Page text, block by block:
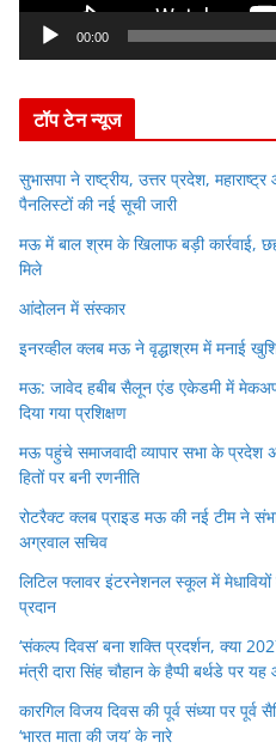
e
00:00
टॉप टेन न्यूज
सुभासपा ने राष्ट्रीय, उत्तर प्रदेश,
पैनलिस्टों की नई सूची जारी
मऊ में बाल श्रम के खिलाफ बड़ी कार्रवाई,
मिले
आंदोलन में संस्कार
इनरव्हील क्लब मऊ ने वृद्धाश्रम में मनाई
मऊ: जावेद हबीब सैलून एंड एकेडमी में
दिया गया प्रशिक्षण
मऊ पहुंचे समाजवादी व्यापार सभा के प्रदेश
हितों पर बनी रणनीति
रोटरैक्ट क्लब प्राइड मऊ की नई टीम ने
अग्रवाल सचिव
लिटिल फ्लावर इंटरनेशनल स्कूल में
प्रदान
‘संकल्प दिवस’ बना शक्ति प्रदर्शन, क्या
मंत्री दारा सिंह चौहान के हैप्पी बर्थडे पर
कारगिल विजय दिवस की पूर्व संध्या पर पूर्व
‘भारत माता की जय’ के नारे